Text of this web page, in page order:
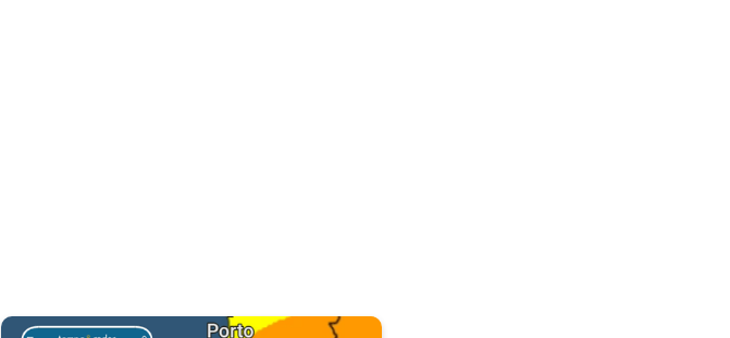
Alertas e avisos meteorológicos. Dados da Tempo & Radar. . .